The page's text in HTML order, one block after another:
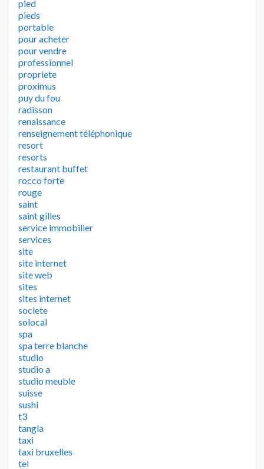
pied
pieds
portable
pour acheter
pour vendre
professionnel
propriete
proximus
puy du fou
radisson
renaissance
renseignement téléphonique
resort
resorts
restaurant buffet
rocco forte
rouge
saint
saint gilles
service immobilier
services
site
site internet
site web
sites
sites internet
societe
solocal
spa
spa terre blanche
studio
studio a
studio meuble
suisse
sushi
t3
tangla
taxi
taxi bruxelles
tel